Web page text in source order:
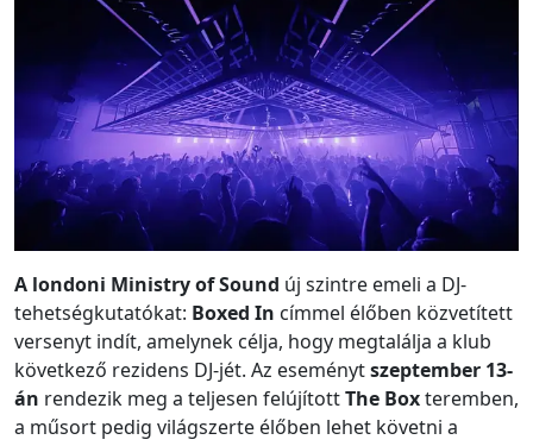
A londoni Ministry of Sound új szintre emeli a DJ-
tehetségkutatókat: Boxed In címmel élőben közvetített
versenyt indít, amelynek célja, hogy megtalálja a klub
következő rezidens DJ-jét. Az eseménytszeptember 13-
án rendezik meg a teljesen felújítottThe Boxteremben,
a műsort pedig világszerte élőben lehet követni a